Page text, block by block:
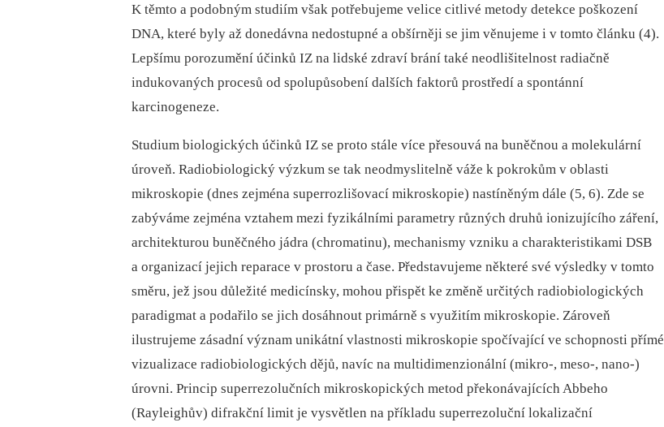
K těmto a podobným studiím však potřebujeme velice citlivé metody detekce poškození
DNA, které byly až donedávna nedostupné a obšírněji se jim věnujeme i v tomto článku (4).
Lepšímu porozumění účinků IZ na lidské zdraví brání také neodlišitelnost radiačně
indukovaných procesů od spolupůsobení dalších faktorů prostředí a spontánní
karcinogeneze.
Studium biologických účinků IZ se proto stále více přesouvá na buněčnou a molekulární
úroveň. Radiobiologický výzkum se tak neodmyslitelně váže k pokrokům v oblasti
mikroskopie (dnes zejména superrozlišovací mikroskopie) nastíněným dále (5, 6). Zde se
zabýváme zejména vztahem mezi fyzikálními parametry různých druhů ionizujícího záření,
architekturou buněčného jádra (chromatinu), mechanismy vzniku a charakteristikami DSB
a organizací jejich reparace v prostoru a čase. Představujeme některé své výsledky v tomto
směru, jež jsou důležité medicínsky, mohou přispět ke změně určitých radiobiologických
paradigmat a podařilo se jich dosáhnout primárně s využitím mikroskopie. Zároveň
ilustrujeme zásadní význam unikátní vlastnosti mikroskopie spočívající ve schopnosti přímé
vizualizace radiobiologických dějů, navíc na multidimenzionální (mikro-, meso-, nano-)
úrovni. Princip superrezolučních mikroskopických metod překonávajících Abbeho
(Rayleighův) difrakční limit je vysvětlen na příkladu superrezoluční lokalizační